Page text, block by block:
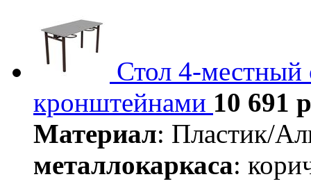
Стол 4-местный
кронштейнами 10 691
Материал: Пластик/
металлокаркаса: